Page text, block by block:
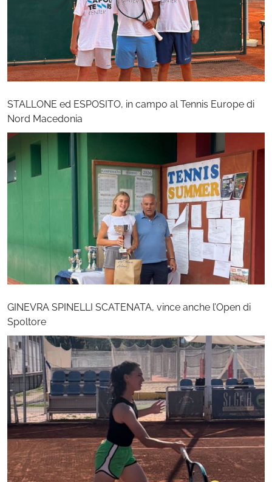
STALLONE ed ESPOSITO, in campo al Tennis Europe di
Nord Macedonia
GINEVRA SPINELLI SCATENATA, vince anche l’Open di
Spoltore